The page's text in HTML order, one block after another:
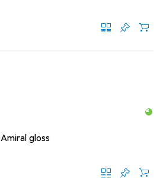
Amiral gloss